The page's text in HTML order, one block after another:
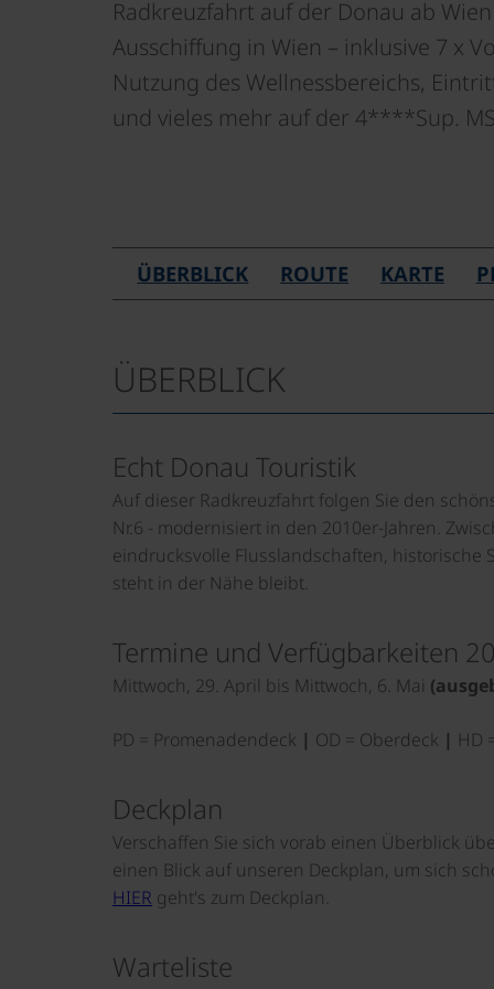
Radkreuzfahrt auf der Donau ab
Ausschiffung in Wien – inklusive 7 x
Nutzung des Wellnessbereichs,
und vieles mehr auf der 4****Sup.
ÜBERBLICK ROUTE KARTE
ÜBERBLICK
Echt Donau Touristik
Auf dieser Radkreuzfahrt folgen Sie den
Nr.6 - modernisiert in den 2010er-Jahren.
eindrucksvolle Flusslandschaften,
steht in der Nähe bleibt.
Termine und Verfügbarkeiten
Mittwoch, 29. April bis Mittwoch, 6. Mai
PD = Promenadendeck | OD = Oberdeck | HD
Deckplan
Verschaffen Sie sich vorab einen Überblick
einen Blick auf unseren Deckplan, um sich
HIER geht's zum Deckplan.
Warteliste